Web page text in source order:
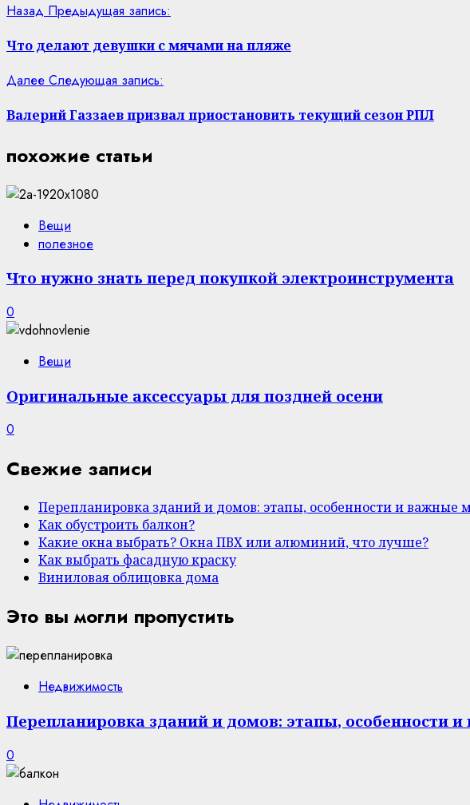
Назад Предыдущая запись:
Что делают девушки с мячами на пляже
Далее Следующая запись:
Валерий Газзаев призвал приостановить текущий сезон РПЛ
похожие статьи
Вещи
полезное
Что нужно знать перед покупкой электроинструмента
0
Вещи
Оригинальные аксессуары для поздней осени
0
Свежие записи
Перепланировка зданий и домов: этапы, особенности и важные
Как обустроить балкон?
Какие окна выбрать? Окна ПВХ или алюминий, что лучше?
Как выбрать фасадную краску
Виниловая облицовка дома
Это вы могли пропустить
Недвижимость
Перепланировка зданий и домов: этапы, особенности
0